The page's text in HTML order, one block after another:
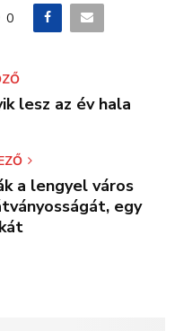
0
lesz az év hala
a lengyel város
egy